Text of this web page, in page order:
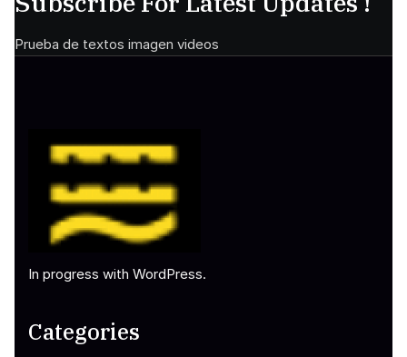
Prueba de textos imagen videos
In progress with WordPress.
Categories